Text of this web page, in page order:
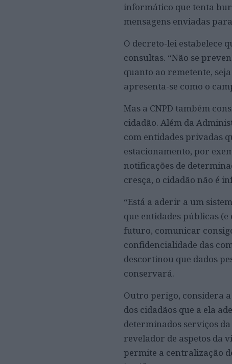
informático que tenta
mensagens enviadas
O decreto-lei estabelece
consultas. “Não se
quanto ao remetente,
apresenta-se como o
Mas a CNPD também
cidadão. Além da
com entidades privadas
estacionamento, por
notificações de
cresça, o cidadão não é
“Está a aderir a um
que entidades públicas
futuro, comunicar
confidencialidade das
descortinou que dados
conservará.
Outro perigo, considera
dos cidadãos que a ela
determinados serviços
revelador de aspetos da
permite a centralização